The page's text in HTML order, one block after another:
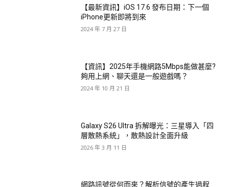
【最新資訊】iOS 17.6 發布日期：下一個
iPhone更新即將到來
2024 年 7 月 27 日
【資訊】2025年手機網路5Mbps能做甚麼?
夠用上網、聊天還是一般遊戲嗎？
2024 年 10 月 21 日
Galaxy S26 Ultra 拆解曝光：三星導入「四
層散熱系統」，散熱設計全面升級
2026 年 3 月 11 日
網路訊號從何而來？解析信號的產生過程